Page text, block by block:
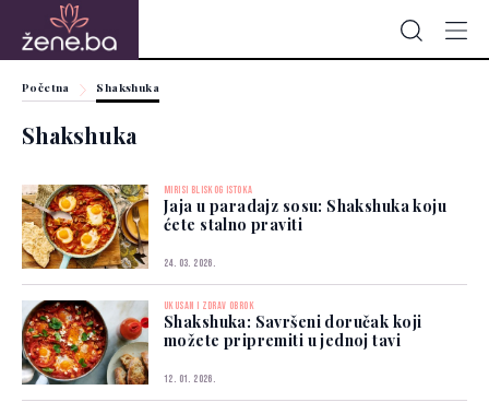
Početna Shakshuka
Shakshuka
MIRISI BLISKOG ISTOKA
Jaja u paradajz sosu: Shakshuka koju
ćete stalno praviti
24. 03. 2026.
UKUSAN I ZDRAV OBROK
Shakshuka: Savršeni doručak koji
možete pripremiti u jednoj tavi
12. 01. 2026.